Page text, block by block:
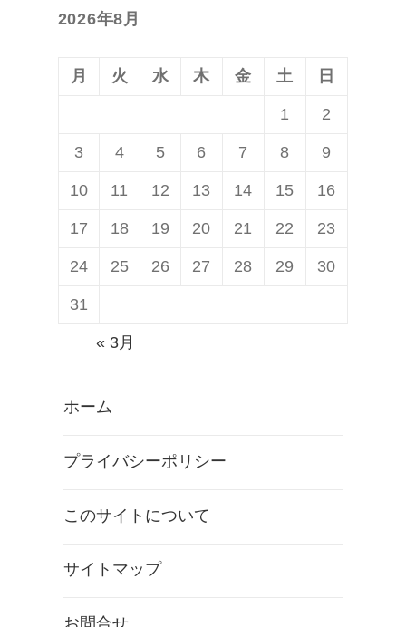
2026年8月
月 火 水 木 金 土 日
1 2
3 4 5 6 7 8 9
10 11 12 13 14 15 16
17 18 19 20 21 22 23
24 25 26 27 28 29 30
31
« 3月
ホーム
プライバシーポリシー
このサイトについて
サイトマップ